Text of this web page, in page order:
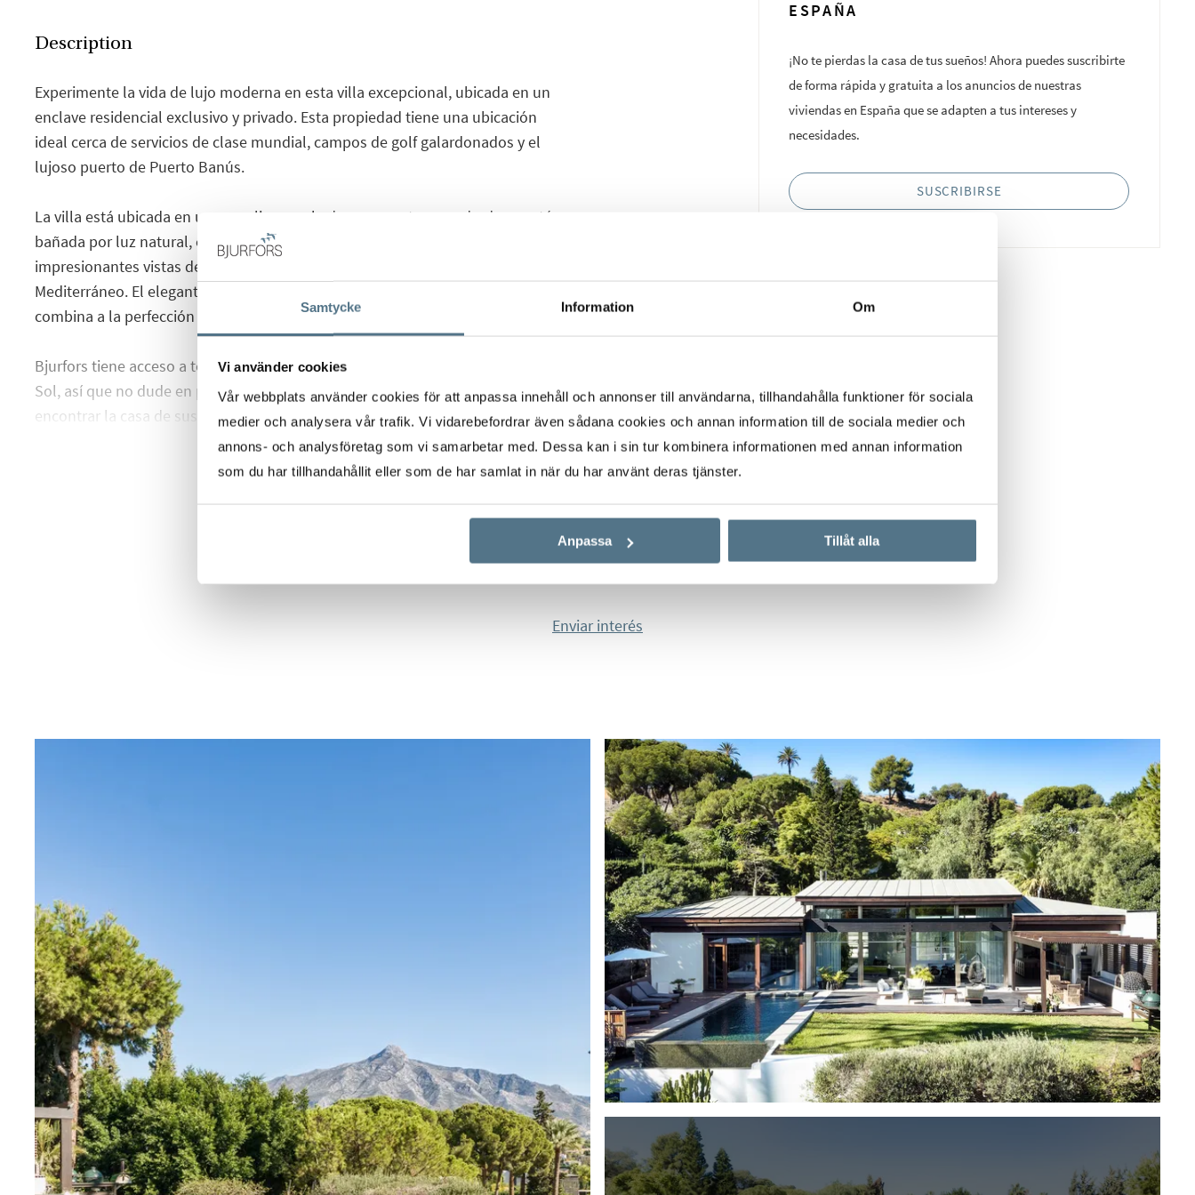
Samtycke Information Om
Vi använder cookies
Vår webbplats använder cookies för att anpassa innehåll och annonser till användarna, tillhandahålla funktioner för sociala
medier och analysera vår trafik. Vi vidarebefordrar även sådana cookies och annan information till de sociala medier och
annons- och analysföretag som vi samarbetar med. Dessa kan i sin tur kombinera informationen med annan information
som du har tillhandahållit eller som de har samlat in när du har använt deras tjänster.
Anpassa Tillåt alla
ESPAÑA
¡No te pierdas la casa de tus sueños! Ahora puedes suscribirte
de forma rápida y gratuita a los anuncios de nuestras
viviendas en España que se adapten a tus intereses y
necesidades.
SUSCRIBIRSE
Description
Experimente la vida de lujo moderna en esta villa excepcional, ubicada en un
enclave residencial exclusivo y privado. Esta propiedad tiene una ubicación
ideal cerca de servicios de clase mundial, campos de golf galardonados y el
lujoso puerto de Puerto Banús.
La villa está ubicada en una amplia parcela de 1.643 metros cuadrados y está
bañada por luz natural, con ventanas de piso a techo que enmarcan
impresionantes vistas de la montaña La Concha, el campo de golf y el mar
Mediterráneo. El elegante diseño, con vigas de madera y múltiples terrazas,
combina a la perfección estilo y funcionalidad.
Bjurfors tiene acceso a toda la oferta de viviendas en venta en la Costa del
Sol, así que no dude en ponerse en contacto con nosotros y le ayudaremos a
encontrar la casa de sus sueños.
DESCRIPCIÓN COMPLETA
Enviar interés